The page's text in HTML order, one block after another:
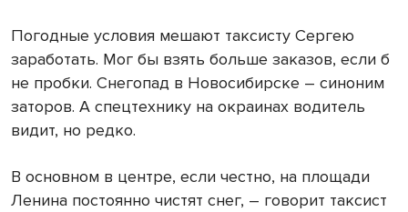
Погодные условия мешают таксисту Сергею
заработать. Мог бы взять больше заказов, если б
не пробки. Снегопад в Новосибирске – синоним
заторов. А спецтехнику на окраинах водитель
видит, но редко.
В основном в центре, если честно, на площади
Ленина постоянно чистят снег, – говорит таксист